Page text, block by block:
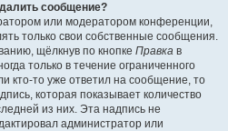
сообщение?
или модератором конференции,
только свои собственные сообщения.
щёлкнув по кнопке Правка в
только в течение ограниченного
кто-то уже ответил на сообщение, то
которая показывает количество
из них. Эта надпись не
администратор или